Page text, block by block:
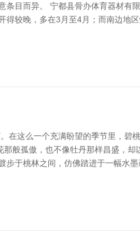
目而异。 宁都县骨办体育器材有
得较晚，多在3月至4月；而南边地
在这么一个充满盼望的季节里，
那般孤傲，也不像牡丹那样昌盛，
步于桃林之间，仿佛踏进于一幅水